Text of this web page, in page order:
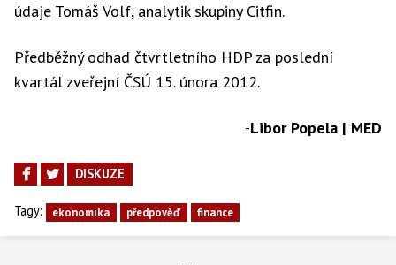
údaje Tomáš Volf, analytik skupiny Citfin.
Předběžný odhad čtvrtletního HDP za poslední
kvartál zveřejní ČSÚ 15. února 2012.
-Libor Popela | MED
DISKUZE
Tagy: ekonomika předpověď finance